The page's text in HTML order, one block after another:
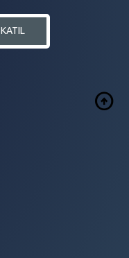
KATIL
arrow_circle_up